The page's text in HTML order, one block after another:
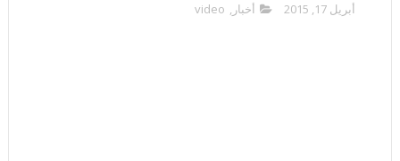
أبريل 17, 2015 أخبار ,
video